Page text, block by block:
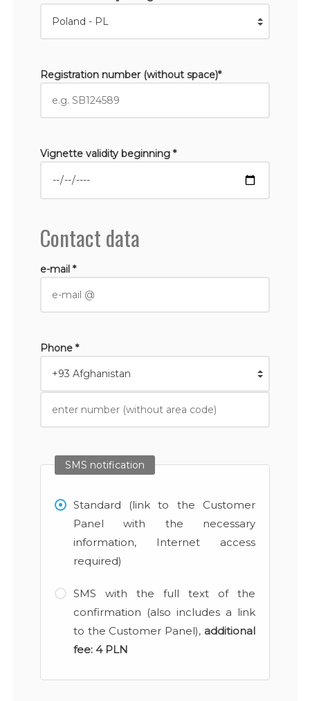
Registration number (without space)*
Vignette validity beginning *
Contact data
e-mail *
Phone *
SMS notification
Standard (link to the Customer
Panel with the necessary
information, Internet access
required)
SMS with the full text of the
confirmation (also includes a link
to the Customer Panel), additional
fee: 4 PLN